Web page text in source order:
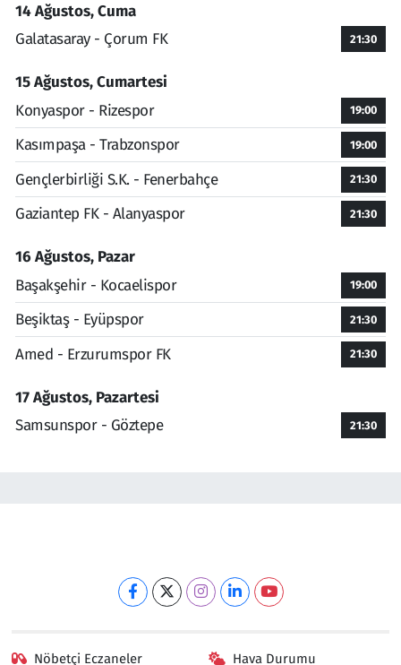
14 Ağustos, Cuma
Galatasaray - Çorum FK
21:30
15 Ağustos, Cumartesi
Konyaspor - Rizespor
19:00
Kasımpaşa - Trabzonspor 19:00
Gençlerbirliği S.K. - Fenerbahçe 21:30
Gaziantep FK - Alanyaspor 21:30
16 Ağustos, Pazar
Başakşehir - Kocaelispor
19:00
Beşiktaş - Eyüpspor 21:30
Amed - Erzurumspor FK 21:30
17 Ağustos, Pazartesi
Samsunspor - Göztepe
21:30
Nöbetçi Eczaneler Hava Durumu